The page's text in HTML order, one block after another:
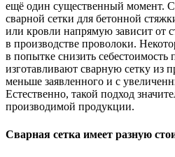
ещё один существенный момент.
сварной сетки для бетонной
или кровли напрямую зависит от
в производстве проволоки.
в попытке снизить себестоимость
изготавливают сварную сетку из
меньше заявленного и с
Естественно, такой подход
производимой продукции.
Сварная сетка имеет разную